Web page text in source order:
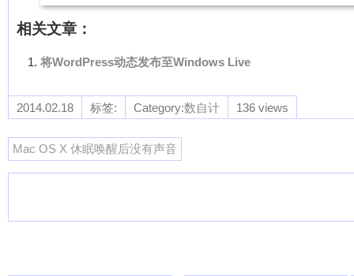
相关文章：
将WordPress动态发布至Windows Live
2014.02.18 标签: Category:数自计 136 views
Mac OS X 休眠唤醒后没有声音